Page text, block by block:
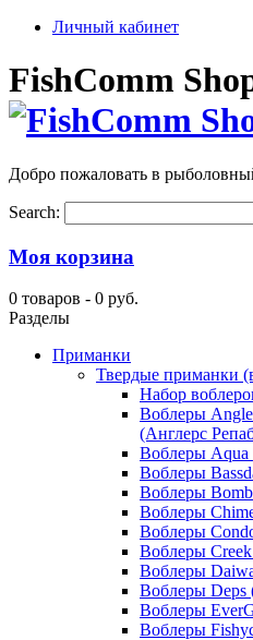
Личный кабинет
FishComm
Добро пожаловать в
Search:
Моя корзина
0 товаров - 0 руб.
Разделы
Приманки
Твердые приманки
Набор
Воблеры
(Англерс
Воблеры
Воблеры
Воблеры
Воблеры
Воблеры
Воблеры
Воблеры
Воблеры Deps
Воблеры
Воблеры